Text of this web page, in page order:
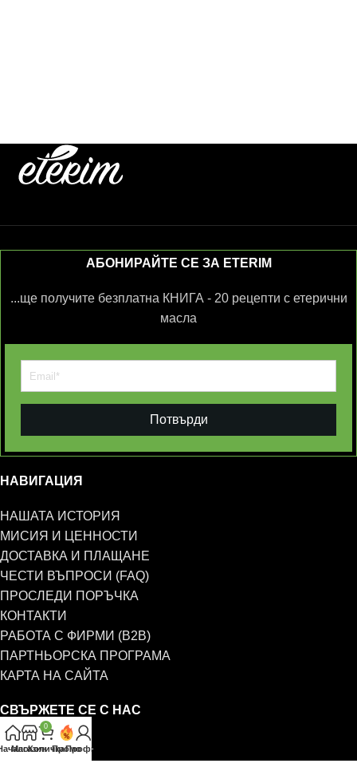
АБОНИРАЙТЕ СЕ ЗА ETERIM
...ще получите безплатна КНИГА - 20 рецепти с етерични
масла
Потвърди
НАВИГАЦИЯ
НАШАТА ИСТОРИЯ
МИСИЯ И ЦЕННОСТИ
ДОСТАВКА И ПЛАЩАНЕ
ЧЕСТИ ВЪПРОСИ (FAQ)
ПРОСЛЕДИ ПОРЪЧКА
КОНТАКТИ
РАБОТА С ФИРМИ (B2B)
ПАРТНЬОРСКА ПРОГРАМА
КАРТА НА САЙТА
СВЪРЖЕТЕ СЕ С НАС
0885 323 661
Магазин
0
КоличкаПромоПрофил